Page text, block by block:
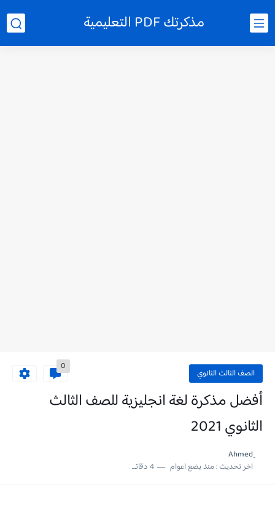
مذكرتك PDF التعليمية
الصف الثالث الثانوي
0
أفضل مذكرة لغة انجليزية للصف الثالث
الثانوي 2021
ِAhmed
اخر تحديث :منذ بضع اعوام 4 دقائق للقراءة